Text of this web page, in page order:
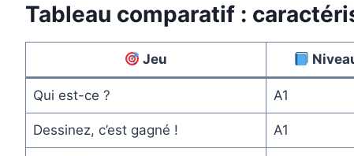
Tableau comparatif :
Jeu
Qui est-ce ? A1
Dessinez, c’est gagné ! A1